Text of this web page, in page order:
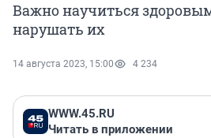
Важно научиться
нарушать их
14 августа 2023, 15:00 4 234
WWW.45.RU
Читать в приложении